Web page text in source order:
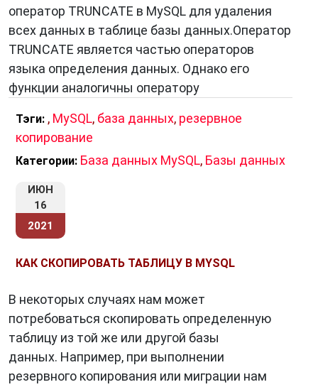
оператор TRUNCATE в MySQL для удаления
всех данных в таблице базы данных.Оператор
TRUNCATE является частью операторов
языка определения данных. Однако его
функции аналогичны оператору
Тэги: , MySQL, база данных, резервное
копирование
Категории: База данных MySQL, Базы данных
ИЮН
16
2021
КАК СКОПИРОВАТЬ ТАБЛИЦУ В MYSQL
В некоторых случаях нам может
потребоваться скопировать определенную
таблицу из той же или другой базы
данных. Например, при выполнении
резервного копирования или миграции нам